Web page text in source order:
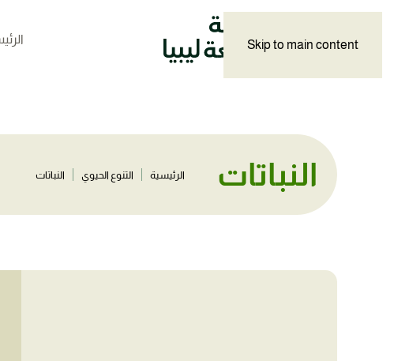
Skip to main content
النباتات الرئيسية التنوع الحيوي النباتات